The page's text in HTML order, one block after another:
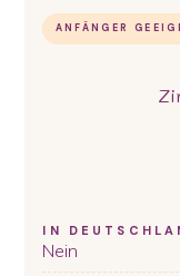
ANFÄNGER
IN
Nein